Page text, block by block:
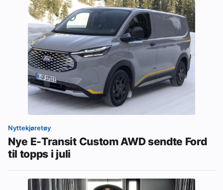
Nyttekjøretøy
Nye E-Transit Custom AWD sendte Ford
til topps i juli